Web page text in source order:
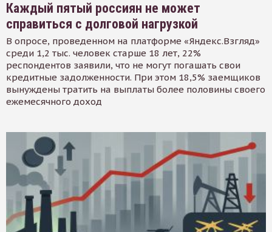
Каждый пятый россиян не может
справиться с долговой нагрузкой
В опросе, проведенном на платформе «Яндекс.Взгляд»
среди 1,2 тыс. человек старше 18 лет, 22%
респондентов заявили, что не могут погашать свои
кредитные задолженности. При этом 18,5% заемщиков
вынуждены тратить на выплаты более половины своего
ежемесячного доход